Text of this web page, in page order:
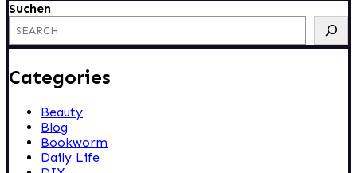
Suchen
Categories
Beauty
Blog
Bookworm
Daily Life